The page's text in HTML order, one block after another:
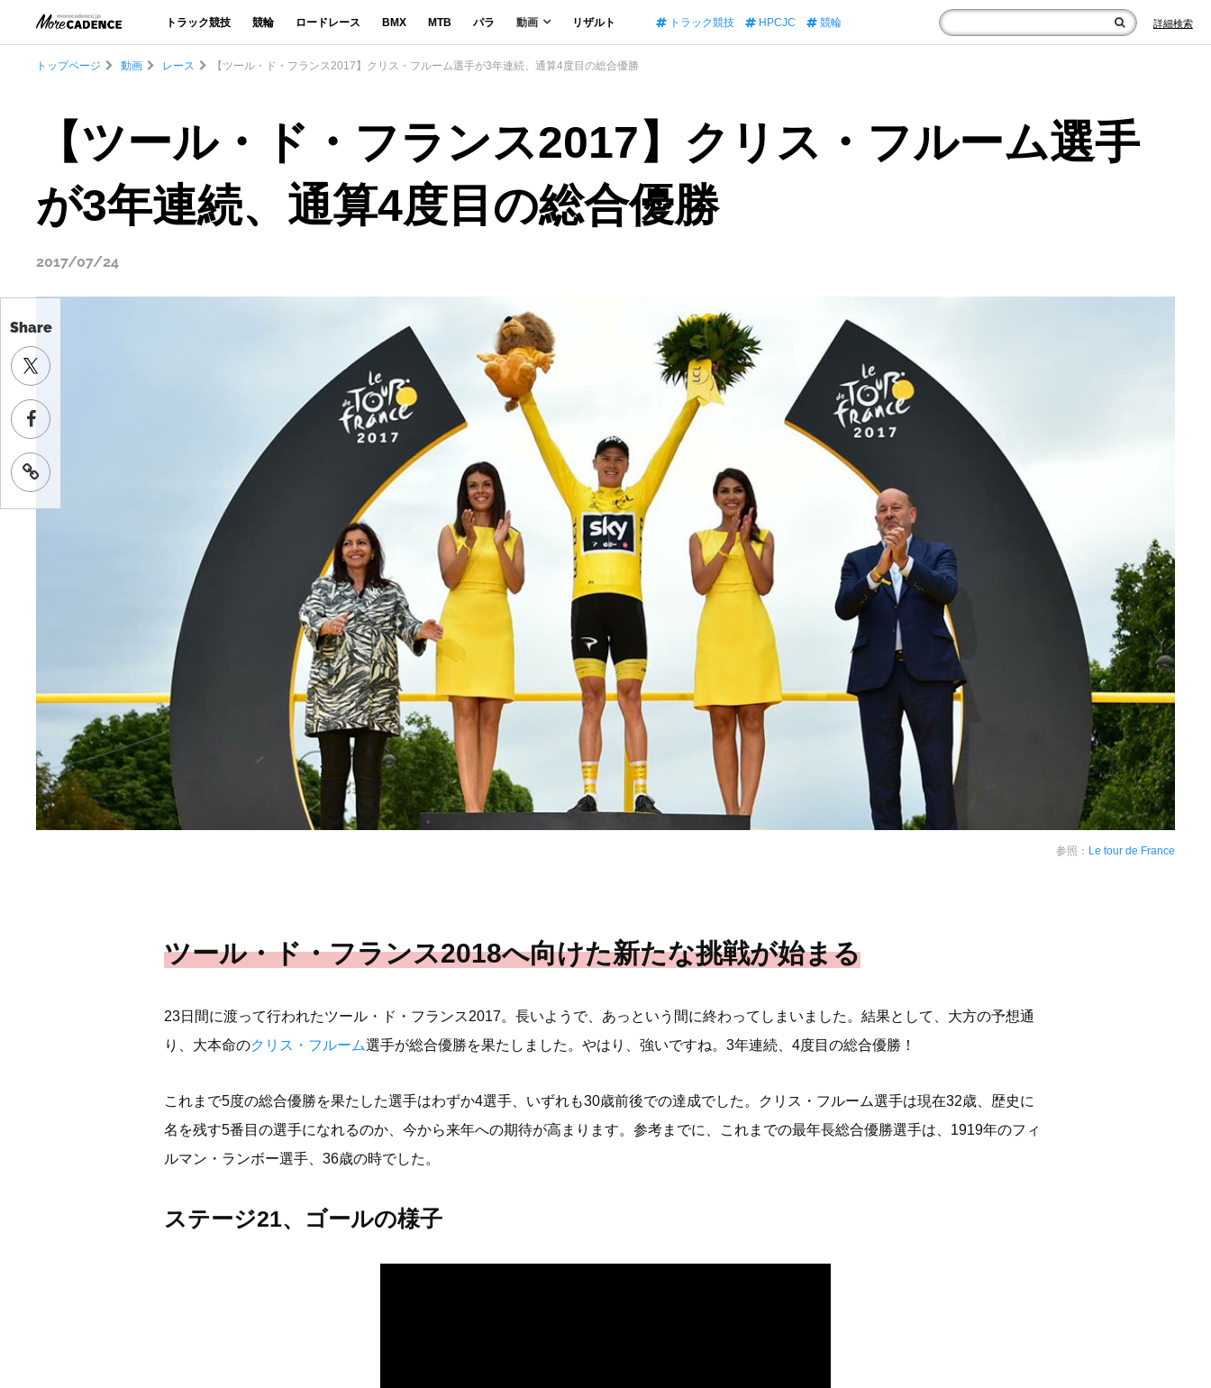
トラック競技 競輪 ロードレース BMX MTB パラ 動画 リザルト トラック競技 HPCJC 競輪 詳細検索
Share
トップページ 動画 レース 【ツール・ド・フランス2017】クリス・フルーム選手が3年連続、通算4度目の総合優勝
【ツール・ド・フランス2017】クリス・フルーム選手
が3年連続、通算4度目の総合優勝
2017/07/24
参照： Le tour de France
ツール・ド・フランス2018へ向けた新たな挑戦が始まる
23日間に渡って行われたツール・ド・フランス2017。長いようで、あっという間に終わってしまいました。結果として、大方の予想通
り、大本命のクリス・フルーム選手が総合優勝を果たしました。やはり、強いですね。3年連続、4度目の総合優勝！
これまで5度の総合優勝を果たした選手はわずか4選手、いずれも30歳前後での達成でした。クリス・フルーム選手は現在32歳、歴史に
名を残す5番目の選手になれるのか、今から来年への期待が高まります。参考までに、これまでの最年長総合優勝選手は、1919年のフィ
ルマン・ランボー選手、36歳の時でした。
ステージ21、ゴールの様子